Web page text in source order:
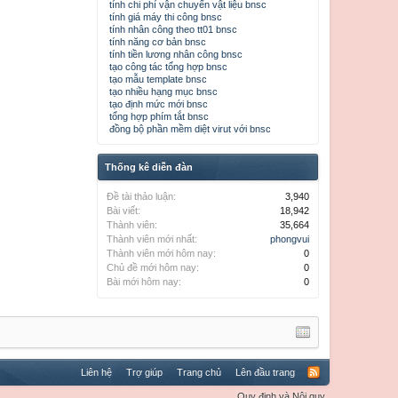
tính chi phí vận chuyển vật liệu bnsc
tính giá máy thi công bnsc
tính nhân công theo tt01 bnsc
tính năng cơ bản bnsc
tính tiền lương nhân công bnsc
tạo công tác tổng hợp bnsc
tạo mẫu template bnsc
tạo nhiều hạng mục bnsc
tạo định mức mới bnsc
tổng hợp phím tắt bnsc
đồng bộ phần mềm diệt virut với bnsc
Thống kê diễn đàn
Đề tài thảo luận:
3,940
Bài viết:
18,942
Thành viên:
35,664
Thành viên mới nhất:
phongvui
Thành viên mới hôm nay:
0
Chủ đề mới hôm nay:
0
Bài mới hôm nay:
0
Liên hệ Trợ giúp Trang chủ Lên đầu trang